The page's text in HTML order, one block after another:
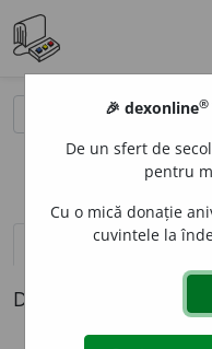
definiții (1)
Definiția cu ID-ul
🎉 dexonline®
De un sfert de
pentru
Cu o mică donație
cuvintele la